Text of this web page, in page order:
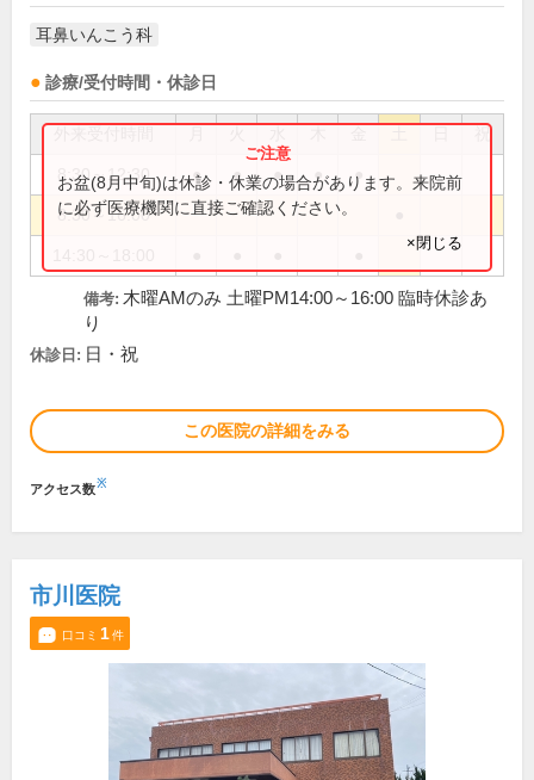
耳鼻いんこう科
診療/受付時間・休診日
祝
8:30～12:30 ● ● ● ● ●
8:30～16:00
お盆(8月中旬)は休診・休業の場合があります。来院前
に必ず医療機関に直接ご確認ください。
×閉じる
備考: 木曜AMのみ 土曜PM14:00～16:00 臨時休診あ
り
休診日: 日・祝
この医院の詳細をみる
アクセス数※
市川医院
口コミ 1件